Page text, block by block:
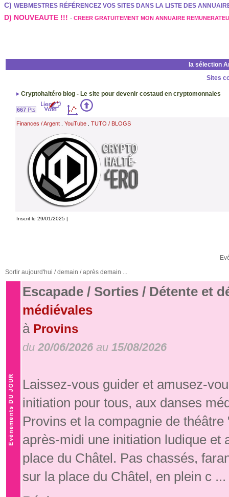
C) WEBMESTRES RÉFÉRENCEZ VOS SITES DANS LA LISTE DES
D) NOUVEAUTE !!! - CREER GRATUITEMENT MON ANNUAIRE
la sélection
Sites
Cryptohaltéro blog - Le site pour devenir costaud en cryptomonnaies
667Pts
Finances / Argent, YouTube, TUTO / BLOGS
Inscrit le 29/01/2025 |
Sortir aujourd'hui / demain / après demain ...
Escapade / Sorties / Détente et
médiévales
à Provins
du 20/06/2026 au 15/08/2026
Laissez-vous guider et amusez-
initiation pour tous, aux danses
Provins et la compagnie de
après-midi une initiation ludique et
place du Châtel. Pas chassés,
sur la place du Châtel, en plein c ...